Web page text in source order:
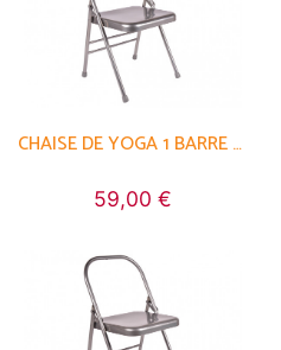
CHAISE DE YOGA 1 BARRE HAUTE
59,00 €